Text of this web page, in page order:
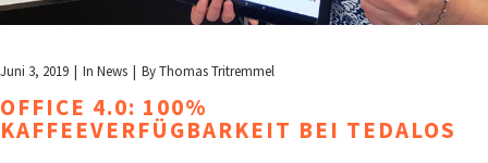
Juni 3, 2019 In News ByThomas Tritremmel
OFFICE 4.0: 100%
KAFFEEVERFÜGBARKEIT BEI TEDALOS